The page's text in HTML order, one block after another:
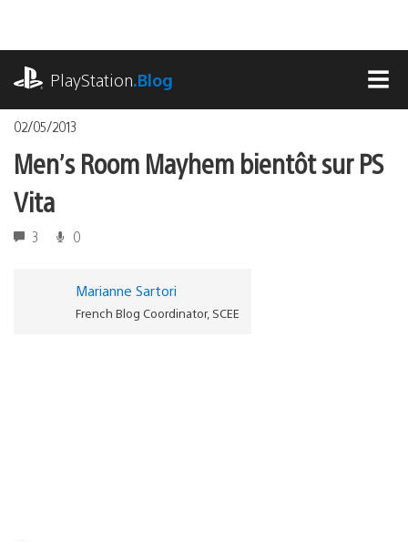
contenu
PlayStation.Blog
02/05/2013
Men’s Room Mayhem bientôt sur PS
Vita
3 0
Marianne Sartori
French Blog Coordinator, SCEE